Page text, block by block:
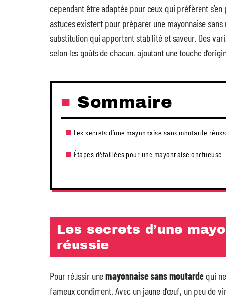
cependant être adaptée pour ceux qui préfèrent
astuces existent pour préparer une mayonnaise
substitution qui apportent stabilité et saveur. Des
selon les goûts de chacun, ajoutant une touche
Sommaire
Les secrets d’une mayonnaise sans moutarde
Étapes détaillées pour une mayonnaise onctueuse
Les secrets d’une
réussie
Pour réussir unemayonnaise sans moutarde qui
fameux condiment. Avec un jaune d’œuf, un peu de